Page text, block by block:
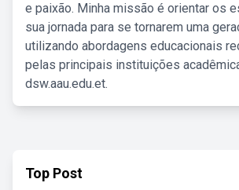
e paixão. Minha missão é orientar os
sua jornada para se tornarem uma
utilizando abordagens educacionais
pelas principais instituições
dsw.aau.edu.et.
Top Post